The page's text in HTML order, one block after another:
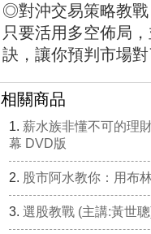
◎對沖交易策略教
只要活用多空佈局
訣，讓你預判市場
相關商品
薪水族非懂不可的理
幕 DVD版
股市阿水教你：用布
選股教戰 (主講:黃世